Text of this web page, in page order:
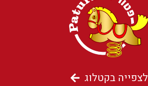
לצפייה בקטלוג